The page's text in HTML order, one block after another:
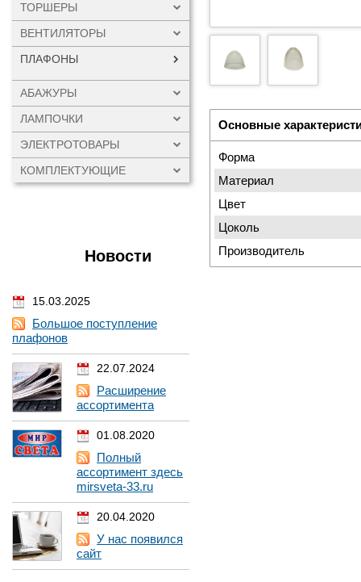
ТОРШЕРЫ
ВЕНТИЛЯТОРЫ
ПЛАФОНЫ
АБАЖУРЫ
ЛАМПОЧКИ
ЭЛЕКТРОТОВАРЫ
КОМПЛЕКТУЮЩИЕ
Новости
15.03.2025
Большое поступление
плафонов
22.07.2024
Расширение
ассортимента
01.08.2020
Полный
ассортимент здесь
mirsveta-33.ru
20.04.2020
У нас появился
сайт
Основные
Форма
Материал
Цвет
Цоколь
Производитель